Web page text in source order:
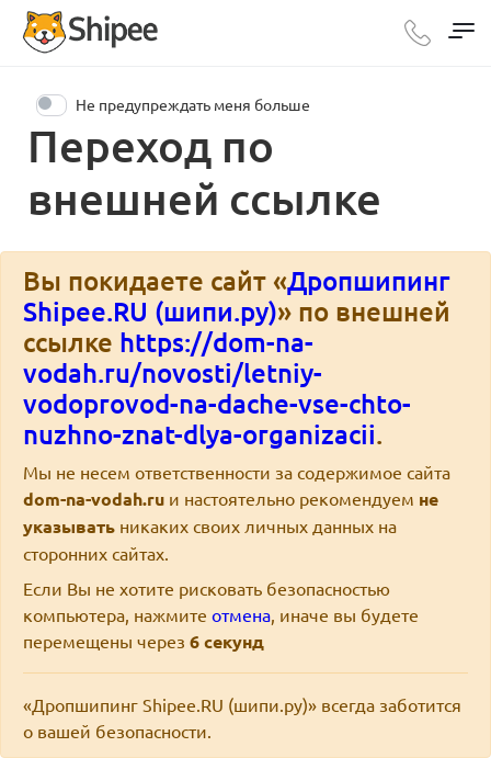
Переход по
внешней ссылке
Не предупреждать меня больше
Вы покидаете сайт «Дропшипинг
Shipee.RU (шипи.ру)» по внешней
ссылке https://dom-na-
vodah.ru/novosti/letniy-
vodoprovod-na-dache-vse-chto-
nuzhno-znat-dlya-organizacii.
Мы не несем ответственности за содержимое сайта
dom-na-vodah.ru и настоятельно рекомендуем не
указывать никаких своих личных данных на
сторонних сайтах.
Если Вы не хотите рисковать безопасностью
компьютера, нажмите отмена, иначе вы будете
перемещены через 6секунд
«Дропшипинг Shipee.RU (шипи.ру)» всегда заботится
о вашей безопасности.